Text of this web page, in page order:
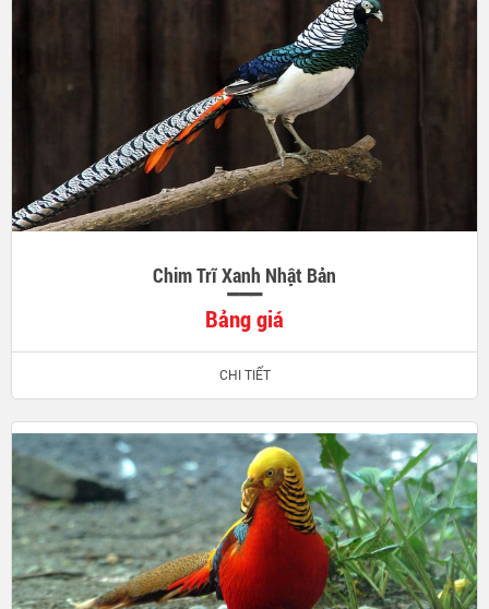
Chim Trĩ Xanh Nhật Bản
Bảng giá
CHI TIẾT